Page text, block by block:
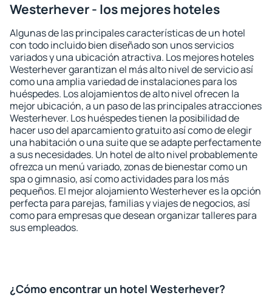
Westerhever - los mejores hoteles
Algunas de las principales características de un hotel
con todo incluido bien diseñado son unos servicios
variados y una ubicación atractiva. Los mejores hoteles
Westerhever garantizan el más alto nivel de servicio así
como una amplia variedad de instalaciones para los
huéspedes. Los alojamientos de alto nivel ofrecen la
mejor ubicación, a un paso de las principales atracciones
Westerhever. Los huéspedes tienen la posibilidad de
hacer uso del aparcamiento gratuito así como de elegir
una habitación o una suite que se adapte perfectamente
a sus necesidades. Un hotel de alto nivel probablemente
ofrezca un menú variado, zonas de bienestar como un
spa o gimnasio, así como actividades para los más
pequeños. El mejor alojamiento Westerhever es la opción
perfecta para parejas, familias y viajes de negocios, así
como para empresas que desean organizar talleres para
sus empleados.
¿Cómo encontrar un hotel Westerhever?